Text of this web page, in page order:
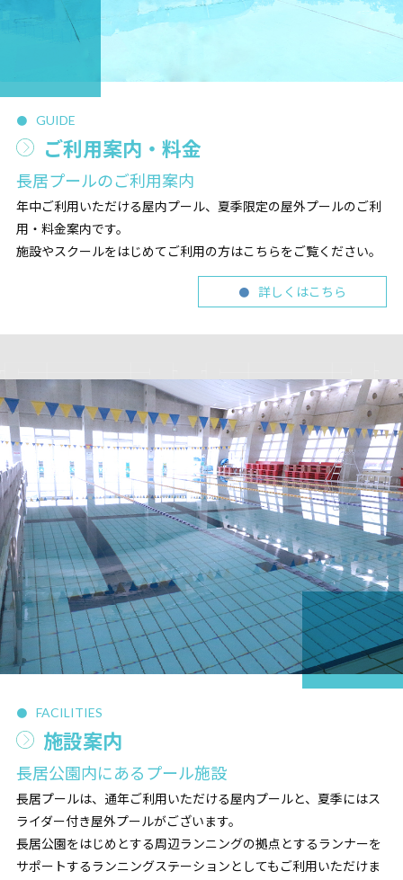
GUIDE
ご利用案内・料金
長居プールのご利用案内
年中ご利用いただける屋内プール、夏季限定の屋外プールのご利
用・料金案内です。
施設やスクールをはじめてご利用の方はこちらをご覧ください。
詳しくはこちら
FACILITIES
施設案内
長居公園内にあるプール施設
長居プールは、通年ご利用いただける屋内プールと、夏季にはス
ライダー付き屋外プールがございます。
長居公園をはじめとする周辺ランニングの拠点とするランナーを
サポートするランニングステーションとしてもご利用いただけま